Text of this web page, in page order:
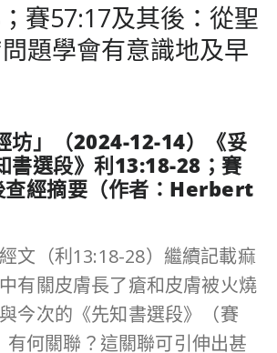
賽57:17及其後：從聖
題學會有意識地及早
坊」（2024-12-14）《妥
書選段》利13:18-28 ；賽
經摘要（作者： Herbert
文（利13:18-28）繼續記載痲
有關皮膚長了瘡和皮膚被火燒
今次的《先知書選段》（賽
有何關聯？這關聯可引伸出甚